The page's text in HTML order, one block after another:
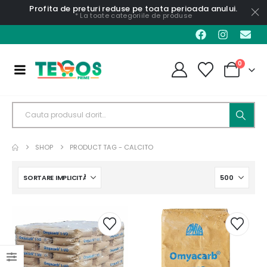
Profita de preturi reduse pe toata perioada anului.
* La toate categoriile de produse
0
SHOP PRODUCT TAG - CALCITO